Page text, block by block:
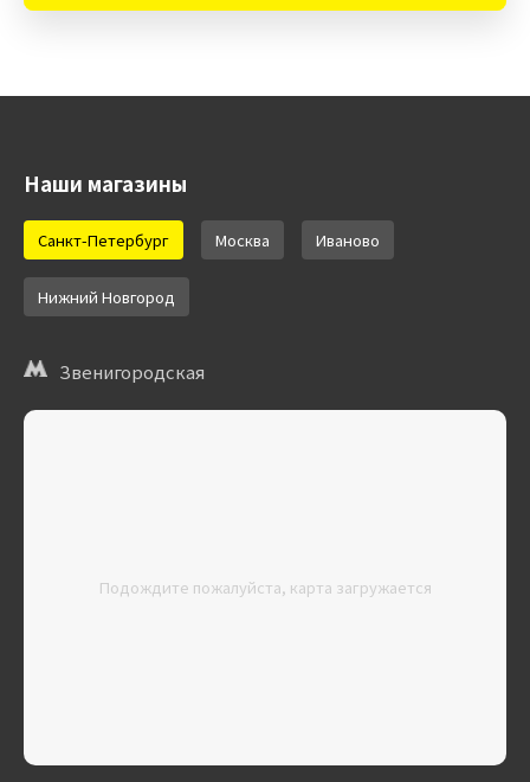
Наши магазины
Санкт-Петербург Москва Иваново
Нижний Новгород
Звенигородская
Подождите пожалуйста, карта загружается